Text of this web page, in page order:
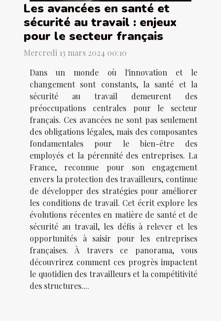
Les avancées en santé et
sécurité au travail : enjeux
pour le secteur français
Mercredi 13 mars 2024 00:10
Dans un monde où l'innovation et le
changement sont constants, la santé et la
sécurité au travail demeurent des
préoccupations centrales pour le secteur
français. Ces avancées ne sont pas seulement
des obligations légales, mais des composantes
fondamentales pour le bien-être des
employés et la pérennité des entreprises. La
France, reconnue pour son engagement
envers la protection des travailleurs, continue
de développer des stratégies pour améliorer
les conditions de travail. Cet écrit explore les
évolutions récentes en matière de santé et de
sécurité au travail, les défis à relever et les
opportunités à saisir pour les entreprises
françaises. À travers ce panorama, vous
découvrirez comment ces progrès impactent
le quotidien des travailleurs et la compétitivité
des structures....